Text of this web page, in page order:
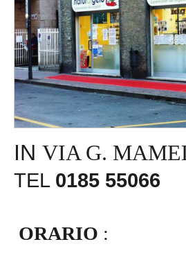
IN VIA G.
TEL 0185 55066
ORARIO :